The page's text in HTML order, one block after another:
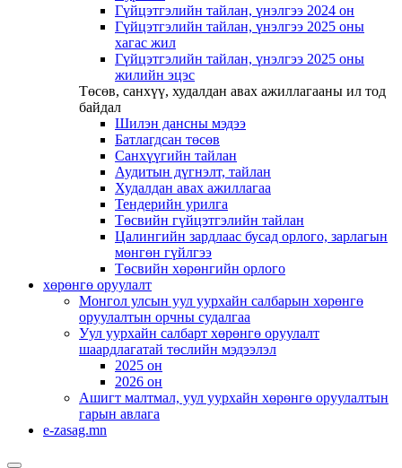
Гүйцэтгэлийн тайлан, үнэлгээ 2024 он
Гүйцэтгэлийн тайлан, үнэлгээ 2025 оны
хагас жил
Гүйцэтгэлийн тайлан, үнэлгээ 2025 оны
жилийн эцэс
Төсөв, санхүү, худалдан авах ажиллагааны ил тод
байдал
Шилэн дансны мэдээ
Батлагдсан төсөв
Санхүүгийн тайлан
Аудитын дүгнэлт, тайлан
Худалдан авах ажиллагаа
Тендерийн урилга
Төсвийн гүйцэтгэлийн тайлан
Цалингийн зардлаас бусад орлого, зарлагын
мөнгөн гүйлгээ
Төсвийн хөрөнгийн орлого
хөрөнгө оруулалт
Монгол улсын уул уурхайн салбарын хөрөнгө
оруулалтын орчны судалгаа
Уул уурхайн салбарт хөрөнгө оруулалт
шаардлагатай төслийн мэдээлэл
2025 он
2026 он
Ашигт малтмал, уул уурхайн хөрөнгө оруулалтын
гарын авлага
e-zasag.mn